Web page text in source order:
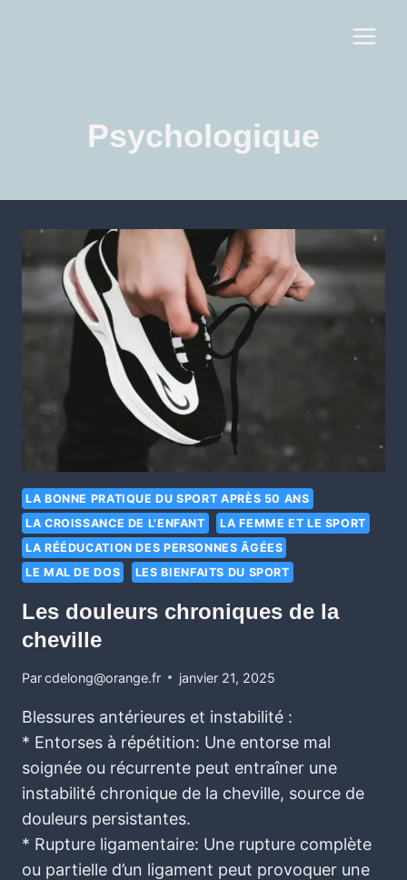
Psychologique
LA BONNE PRATIQUE DU SPORT APRÈS 50 ANS
LA CROISSANCE DE L'ENFANT
LA FEMME ET LE SPORT
LA RÉÉDUCATION DES PERSONNES ÂGÉES
LE MAL DE DOS
LES BIENFAITS DU SPORT
Les douleurs chroniques de la
cheville
Parcdelong@orange.fr janvier 21, 2025
Blessures antérieures et instabilité :
* Entorses à répétition: Une entorse mal
soignée ou récurrente peut entraîner une
instabilité chronique de la cheville, source de
douleurs persistantes.
* Rupture ligamentaire: Une rupture complète
ou partielle d’un ligament peut provoquer une